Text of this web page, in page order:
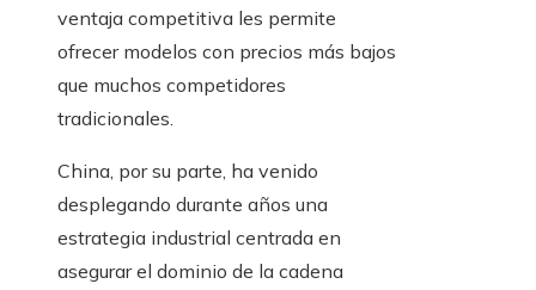
ventaja competitiva les permite
ofrecer modelos con precios más bajos
que muchos competidores
tradicionales.
China, por su parte, ha venido
desplegando durante años una
estrategia industrial centrada en
asegurar el dominio de la cadena